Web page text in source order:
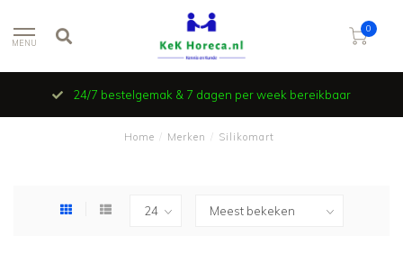
MENU
0
24/7 bestelgemak & 7 dagen per week bereikbaar
Home Merken Silikomart